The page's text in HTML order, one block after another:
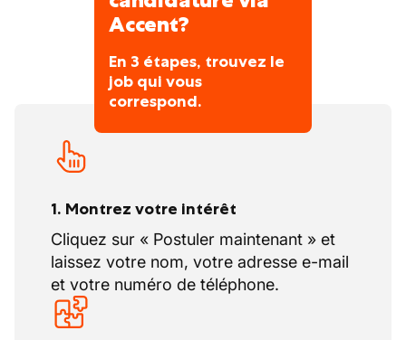
Accent?
En 3 étapes, trouvez le
job qui vous
correspond.
1. Montrez votre intérêt
Cliquez sur « Postuler maintenant » et
laissez votre nom, votre adresse e-mail
et votre numéro de téléphone.